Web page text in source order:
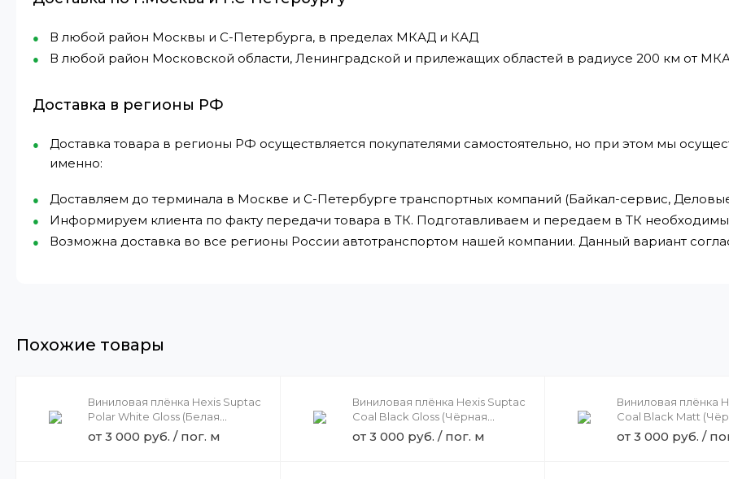
В любой район Москвы и С-Петербурга, в пределах МКАД и КАД
В любой район Московской области, Ленинградской и прилежащих областей в радиусе 200 км от
Доставка в регионы РФ
Доставка товара в регионы РФ осуществляется покупателями самостоятельно, но при этом мы
именно:
Доставляем до терминала в Москве и С-Петербурге транспортных компаний (Байкал-сервис,
Информируем клиента по факту передачи товара в ТК. Подготавливаем и передаем в ТК
Возможна доставка во все регионы России автотранспортом нашей компании. Данный вариант
Похожие товары
Виниловая плёнка Hexis Suptac
Polar White Gloss (Белая
глянцевая) S5001B, 1.23
от 3 000 руб. / пог. м
Виниловая плёнка Hexis Suptac
Coal Black Gloss (Чёрная
глянцевая) S5889B, 1.23
от 3 000 руб. / пог. м
Виниловая плёнка
Coal Black Matt
матовая) HXS5889M,
от 3 000 руб. /